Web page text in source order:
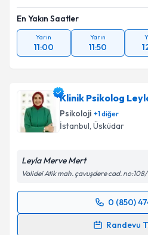
En Yakın Saatler
Yarın
11:00
Yarın
11:50
Klinik Psikolog
Psikoloji +1diğer
İstanbul, Üsküdar
Leyla Merve Mert
Validei Atik mah. çavuşdere cad.
0 (850)
Randevu
Randevu Takvimi